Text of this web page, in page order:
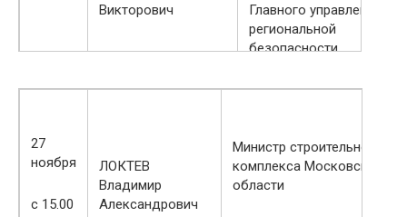
Викторович
Главного управления
региональной
безопасности
ноября
БРОНШТЕЙН Илья
Министр
образования
27
ноября
с 15.00
ЛОКТЕВ
Владимир
Александрович
Министр строительного
комплекса Московской
области